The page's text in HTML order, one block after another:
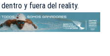
y fuera del reality.